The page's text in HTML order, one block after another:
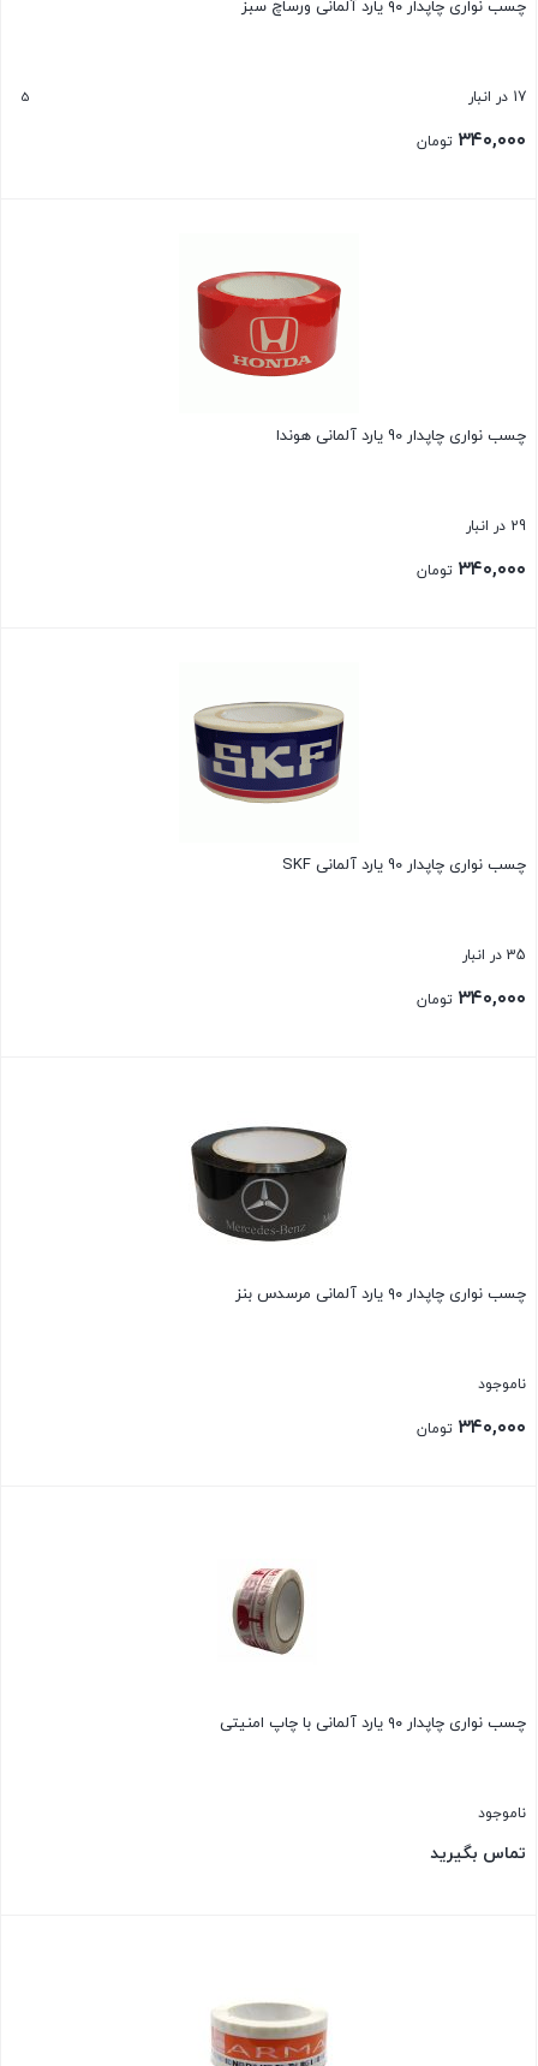
چسب نواری چاپدار ۹۰ یارد آلمانی ورساچ سبز
17 در انبار 5
۳۴۰,۰۰۰ تومان
چسب نواری چاپدار 90 یارد آلمانی هوندا
29 در انبار
۳۴۰,۰۰۰ تومان
چسب نواری چاپدار 90 یارد آلمانی SKF
35 در انبار
۳۴۰,۰۰۰ تومان
چسب نواری چاپدار ۹۰ یارد آلمانی مرسدس بنز
ناموجود
۳۴۰,۰۰۰ تومان
چسب نواری چاپدار ۹۰ یارد آلمانی با چاپ امنیتی
ناموجود
تماس بگیرید